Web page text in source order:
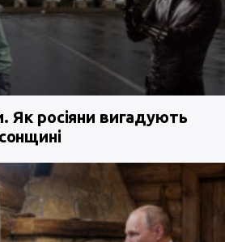
Як росіяни вигадують